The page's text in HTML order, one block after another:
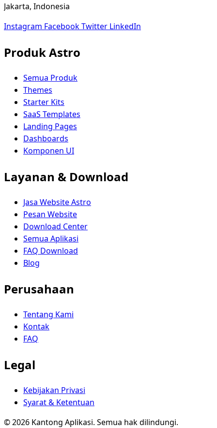
Jakarta, Indonesia
Instagram FacebookTwitter LinkedIn
Produk Astro
Semua Produk
Themes
Starter Kits
SaaS Templates
Landing Pages
Dashboards
Komponen UI
Layanan & Download
Jasa Website Astro
Pesan Website
Download Center
Semua Aplikasi
FAQ Download
Blog
Perusahaan
Tentang Kami
Kontak
FAQ
Legal
Kebijakan Privasi
Syarat & Ketentuan
© 2026 Kantong Aplikasi. Semua hak dilindungi.